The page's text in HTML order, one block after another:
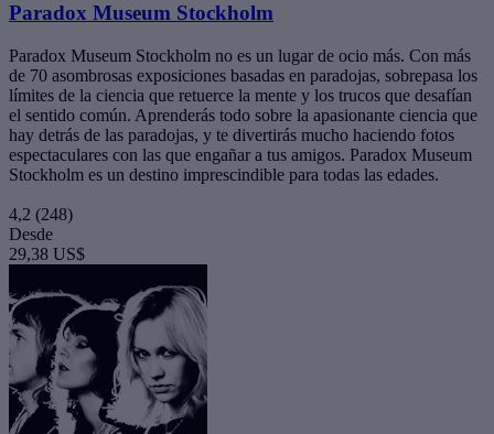
Paradox Museum Stockholm
Paradox Museum Stockholm no es un lugar de ocio más. Con más
de 70 asombrosas exposiciones basadas en paradojas, sobrepasa los
límites de la ciencia que retuerce la mente y los trucos que desafían
el sentido común. Aprenderás todo sobre la apasionante ciencia que
hay detrás de las paradojas, y te divertirás mucho haciendo fotos
espectaculares con las que engañar a tus amigos. Paradox Museum
Stockholm es un destino imprescindible para todas las edades.
4,2 (248)
Desde
29,38 US$